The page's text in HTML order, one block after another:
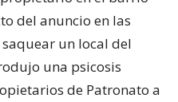
del anuncio en las
un local del
una psicosis
de Patronato a